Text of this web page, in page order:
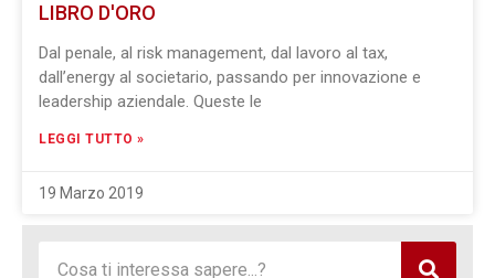
LIBRO D'ORO
Dal penale, al risk management, dal lavoro al tax,
dall’energy al societario, passando per innovazione e
leadership aziendale. Queste le
LEGGI TUTTO »
19 Marzo 2019